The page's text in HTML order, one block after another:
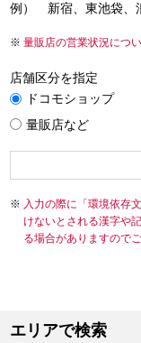
例） 新宿、東池袋、
量販店の営業状況につ
店舗区分を指定
ドコモショップ
量販店など
入力の際に「環境依存
けないとされる漢字や
る場合がありますので
エリアで検索